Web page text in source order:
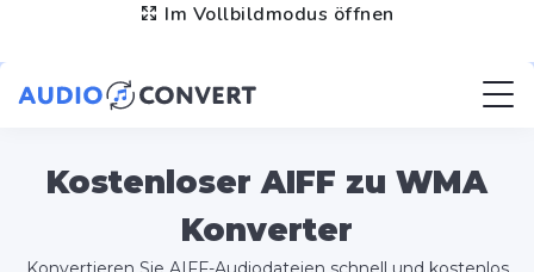
Im Vollbildmodus öffnen